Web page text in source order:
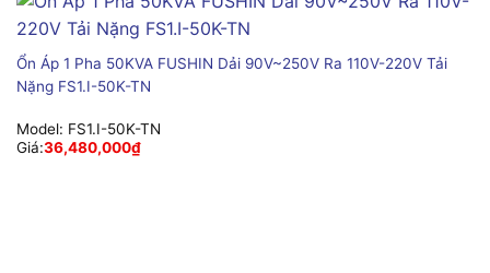
Ổn Áp 1 Pha 50KVA FUSHIN Dải 90V~250V Ra 110V-220V Tải
Nặng FS1.I-50K-TN
Model: FS1.I-50K-TN
Giá:36,480,000₫